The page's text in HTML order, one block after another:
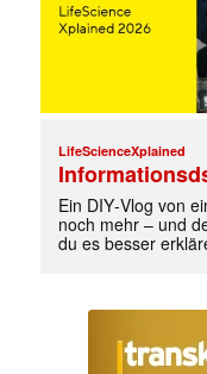
LifeScienceXplained
Ein DIY‑Vlog von
noch mehr – und
du es besser